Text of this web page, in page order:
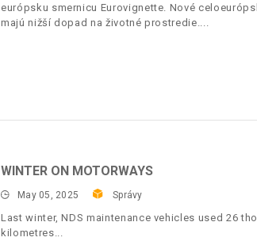
európsku smernicu Eurovignette. Nové
majú nižší dopad na životné prostredie.
WINTER ON MOTORWAYS
May 05, 2025 Správy
Last winter, NDS maintenance vehicles used 26
kilometres